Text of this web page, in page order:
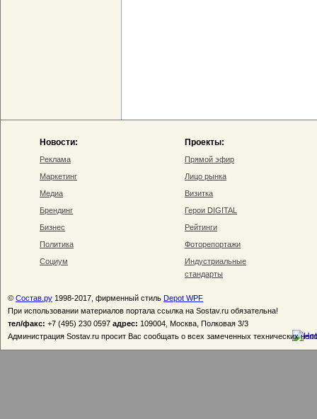
Новости:
Реклама
Маркетинг
Медиа
Брендинг
Бизнес
Политика
Социум
Проекты:
Прямой эфир
Лицо рынка
Визитка
Герои DIGITAL
Рейтинги
Фоторепортажи
Индустриальные
стандарты
© Состав.ру 1998-2017, фирменный стиль Depot WPF
При использовании материалов портала ссылка на Sostav.ru обязательна!
тел/факс: +7 (495) 230 0597 адрес: 109004, Москва, Полковая 3/3
Администрация Sostav.ru просит Вас сообщать о всех замеченных технических